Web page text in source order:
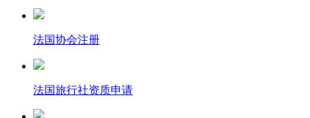
法国协会注册
法国旅行社资质申请